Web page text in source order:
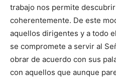
trabajo nos permite
coherentemente. De este
aquellos dirigentes y a todo
se compromete a servir al
obrar de acuerdo con sus
con aquellos que aunque